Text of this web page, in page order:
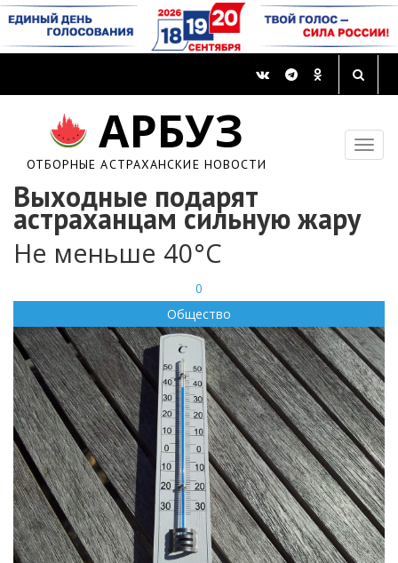
АРБУЗ
ОТБОРНЫЕ АСТРАХАНСКИЕ НОВОСТИ
Выходные подарят
астраханцам сильную жару
Не меньше 40°С
0
Общество